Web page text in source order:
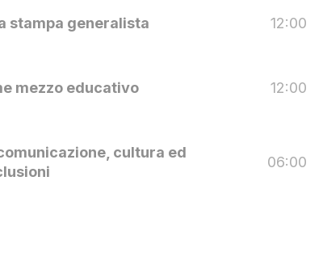
stampa generalista 12:00
mezzo educativo 12:00
cultura ed
06:00